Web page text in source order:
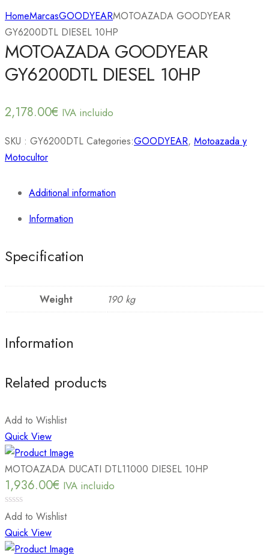
HomeMarcasGOODYEARMOTOAZADA GOODYEAR
GY6200DTL DIESEL 10HP
MOTOAZADA GOODYEAR
GY6200DTL DIESEL 10HP
2,178.00€ IVA incluido
SKU : GY6200DTL Categories:GOODYEAR, Motoazada y
Motocultor
Additional information
Information
Specification
Weight 190 kg
Information
Related products
Add to Wishlist
Quick View
MOTOAZADA DUCATI DTL11000 DIESEL 10HP
1,936.00€ IVA incluido
0
out
of
5
Add to Wishlist
Quick View